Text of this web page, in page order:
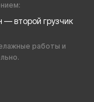
— второй грузчик
работы и